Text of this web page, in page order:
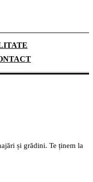
și grădini. Te ținem la